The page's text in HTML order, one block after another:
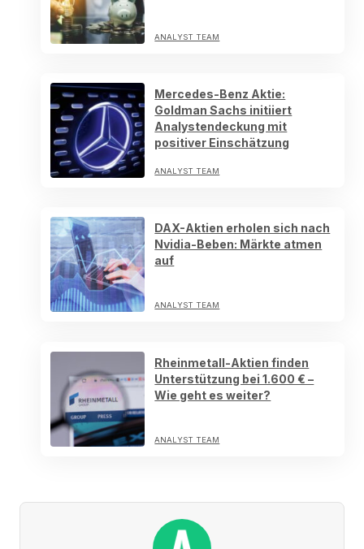
ANALYST TEAM
Mercedes-Benz Aktie:
Goldman Sachs initiiert
Analystendeckung mit
positiver Einschätzung
ANALYST TEAM
DAX-Aktien erholen sich nach
Nvidia-Beben: Märkte atmen
auf
ANALYST TEAM
Rheinmetall-Aktien finden
Unterstützung bei 1.600 € –
Wie geht es weiter?
ANALYST TEAM